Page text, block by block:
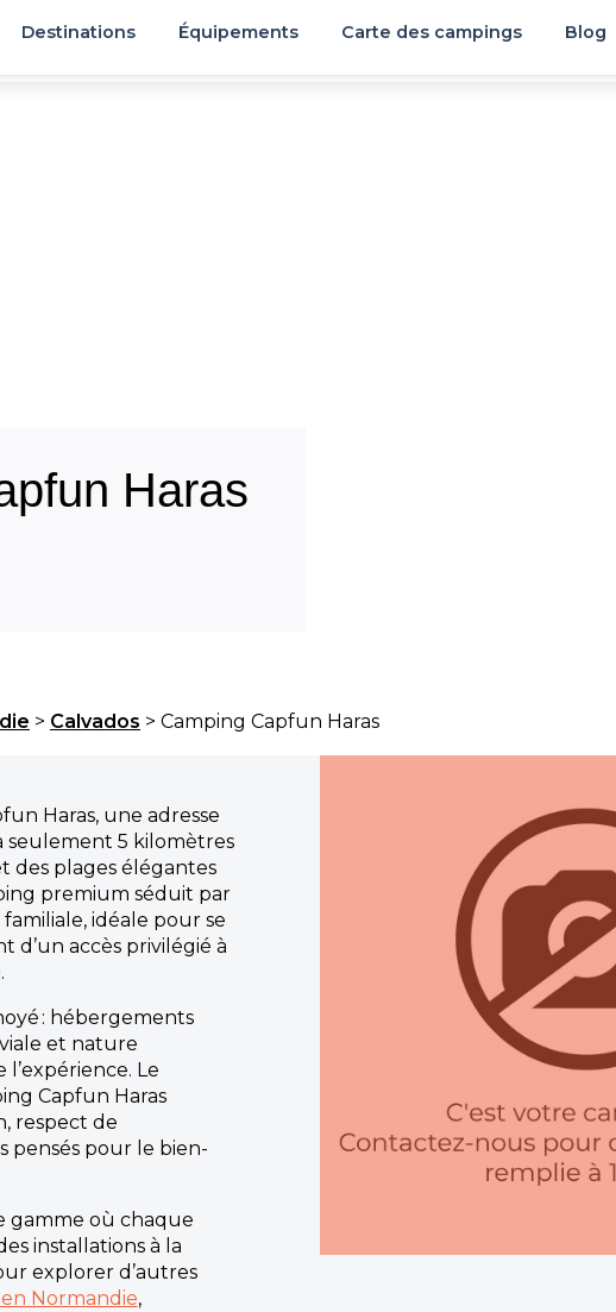
Destinations Équipements Carte des campings Blog
Haras
> Calvados > Camping Capfun Haras
Haras, une adresse
seulement 5 kilomètres
des plages élégantes
premium séduit par
idéale pour se
accès privilégié à
: hébergements
et nature
Le
Capfun Haras
respect de
pensés pour le bien-
gamme où chaque
installations à la
explorer d’autres
Normandie,